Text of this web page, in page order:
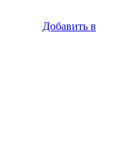
Добавить в